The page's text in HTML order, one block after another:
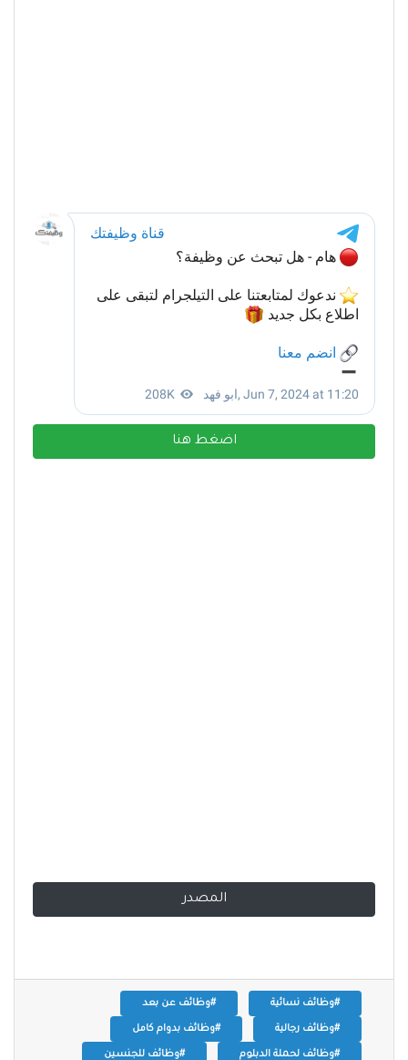
اضغط هنا
المصدر
#وظائف نسائية #وظائف عن بعد
#وظائف رجالية #وظائف بدوام كامل
#وظائف لحملة الدبلوم #وظائف للجنسين